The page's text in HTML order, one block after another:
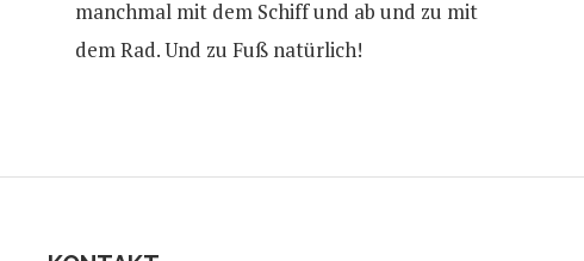
manchmal mit dem Schiff und ab und zu mit
dem Rad. Und zu Fuß natürlich!